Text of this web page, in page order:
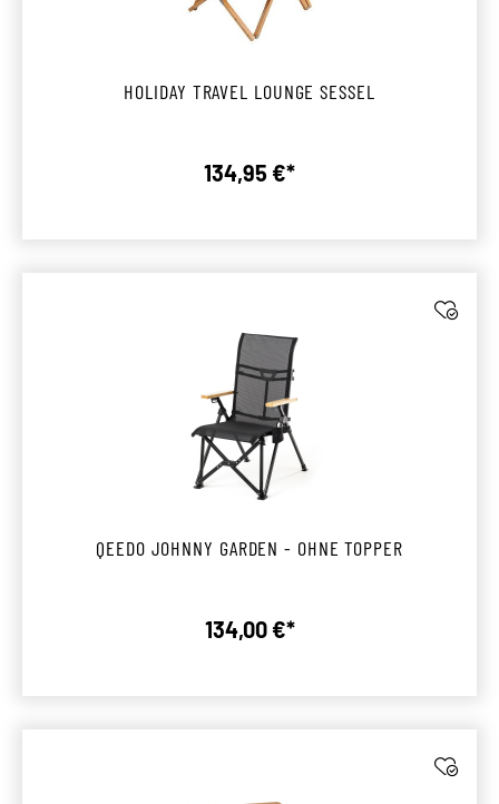
HOLIDAY TRAVEL LOUNGE SESSEL
Regulärer Preis:
134,95 €*
QEEDO JOHNNY GARDEN - OHNE TOPPER
Regulärer Preis:
134,00 €*